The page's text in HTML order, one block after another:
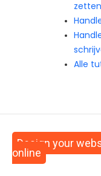
zetten
Alle
Design your
online